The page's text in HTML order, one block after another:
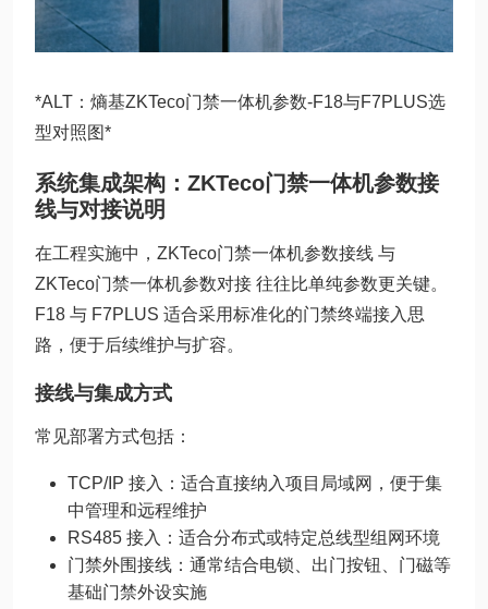
*ALT：熵基ZKTeco门禁一体机参数-F18与F7PLUS选
型对照图*
系统集成架构：ZKTeco门禁一体机参数接
线与对接说明
在工程实施中，ZKTeco门禁一体机参数接线 与
ZKTeco门禁一体机参数对接 往往比单纯参数更关键。
F18 与 F7PLUS 适合采用标准化的门禁终端接入思
路，便于后续维护与扩容。
接线与集成方式
常见部署方式包括：
TCP/IP 接入：适合直接纳入项目局域网，便于集
中管理和远程维护
RS485 接入：适合分布式或特定总线型组网环境
门禁外围接线：通常结合电锁、出门按钮、门磁等
基础门禁外设实施